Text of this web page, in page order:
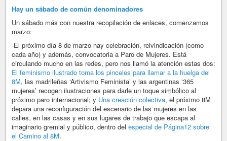
Hay un sábado de común denominadores
Un sábado más con nuestra recopilación de enlaces, comenzamos
marzo:
-El próximo día 8 de marzo hay celebración, reivindicación (como
cada año) y además, convocatoria a Paro de Mujeres. Está
circulando mucho en las redes, pero nos llamó la atención estas dos:
El feminismo ilustrado toma los pinceles para llamar a la huelga del
8M, las madrileñas ‘Artivismo Feminista’ y las argentinas ‘365
mujeres’ recogen ilustraciones para darle un toque simbólico al
próximo paro internacional; y Una creación colectiva, el próximo 8M
depara una reconfiguración del escenario de las mujeres en las
calles, en las casas y en sus lugares de trabajo que escapa al
imaginario gremial y público, dentro del especial de Página12 sobre
el Camino al 8M.